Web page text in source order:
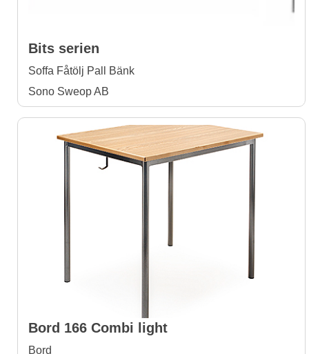
Bits serien
Soffa Fåtölj Pall Bänk
Sono Sweop AB
Bord 166 Combi light
Bord